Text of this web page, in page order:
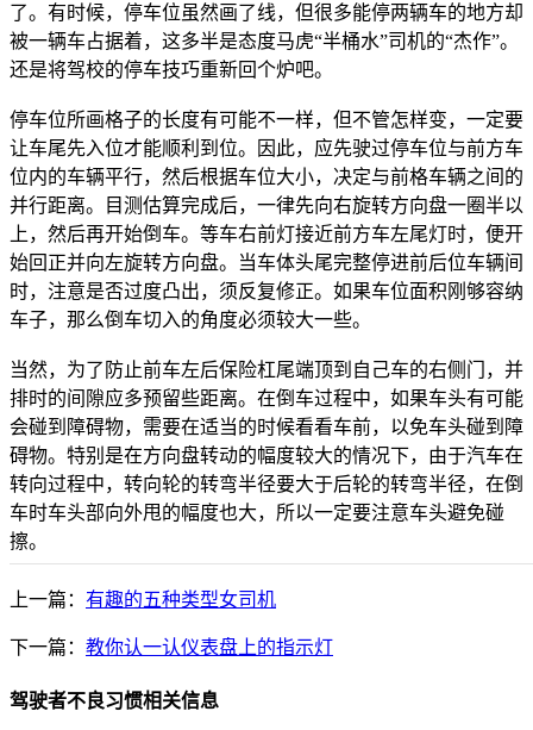
了。有时候，停车位虽然画了线，但很多能停两辆车的地方却
被一辆车占据着，这多半是态度马虎“半桶水”司机的“杰作”。
还是将驾校的停车技巧重新回个炉吧。
停车位所画格子的长度有可能不一样，但不管怎样变，一定要
让车尾先入位才能顺利到位。因此，应先驶过停车位与前方车
位内的车辆平行，然后根据车位大小，决定与前格车辆之间的
并行距离。目测估算完成后，一律先向右旋转方向盘一圈半以
上，然后再开始倒车。等车右前灯接近前方车左尾灯时，便开
始回正并向左旋转方向盘。当车体头尾完整停进前后位车辆间
时，注意是否过度凸出，须反复修正。如果车位面积刚够容纳
车子，那么倒车切入的角度必须较大一些。
当然，为了防止前车左后保险杠尾端顶到自己车的右侧门，并
排时的间隙应多预留些距离。在倒车过程中，如果车头有可能
会碰到障碍物，需要在适当的时候看看车前，以免车头碰到障
碍物。特别是在方向盘转动的幅度较大的情况下，由于汽车在
转向过程中，转向轮的转弯半径要大于后轮的转弯半径，在倒
车时车头部向外甩的幅度也大，所以一定要注意车头避免碰
擦。
上一篇： 有趣的五种类型女司机
下一篇： 教你认一认仪表盘上的指示灯
驾驶者不良习惯相关信息